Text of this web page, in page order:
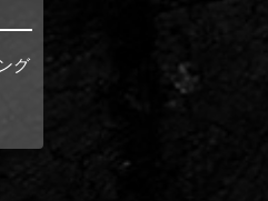
グ